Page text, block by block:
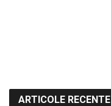
ARTICOLE RECENTE